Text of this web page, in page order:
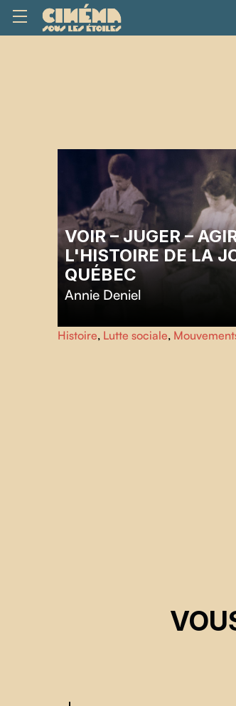
VOIR – JUGER –
L'HISTOIRE DE LA
QUÉBEC
Annie Deniel
Le film retrace l'histoire oubliée de la
Catholique, mouvement social ancré
Histoire, Lutte sociale,